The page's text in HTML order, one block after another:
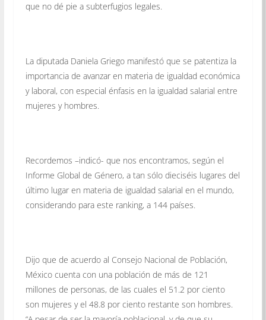
que no dé pie a subterfugios legales.
La diputada Daniela Griego manifestó que se patentiza la
importancia de avanzar en materia de igualdad económica
y laboral, con especial énfasis en la igualdad salarial entre
mujeres y hombres.
Recordemos –indicó- que nos encontramos, según el
Informe Global de Género, a tan sólo dieciséis lugares del
último lugar en materia de igualdad salarial en el mundo,
considerando para este ranking, a 144 países.
Dijo que de acuerdo al Consejo Nacional de Población,
México cuenta con una población de más de 121
millones de personas, de las cuales el 51.2 por ciento
son mujeres y el 48.8 por ciento restante son hombres.